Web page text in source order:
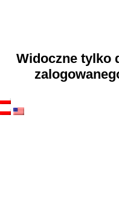
Widoczne tylko